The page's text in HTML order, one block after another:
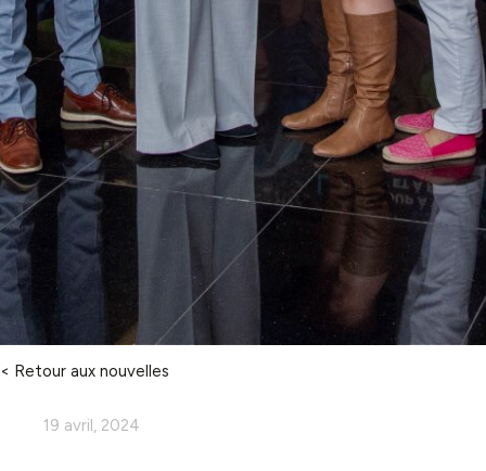
< Retour aux nouvelles
19 avril, 2024